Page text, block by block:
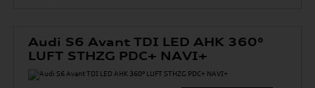
Audi S6 Avant TDI LED AHK 360°
LUFT STHZG PDC+ NAVI+